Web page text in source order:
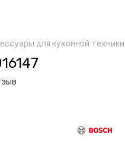
для кухонной техники